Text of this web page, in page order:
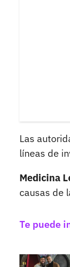
Las
líneas de
Medicina
causas de
Te puede